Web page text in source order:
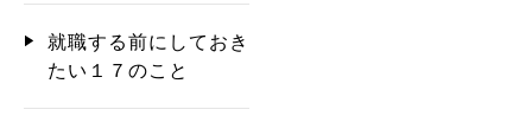
就職する前にしておき
たい１７のこと